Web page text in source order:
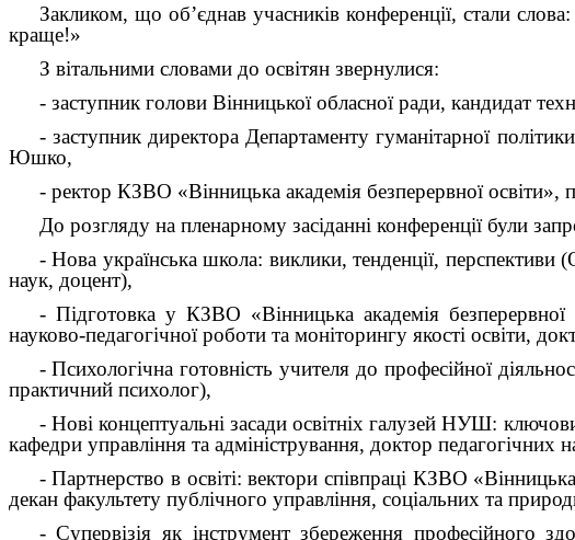
Закликом, що об’єднав учасників конференції, стали
краще!»
З вітальними словами до освітян звернулися:
- заступник голови Вінницької обласної ради, кандидат
- заступник директора Департаменту гуманітарної
Юшко,
- ректор КЗВО «Вінницька академія безперервної
До розгляду на пленарному засіданні конференції були
- Нова українська школа: виклики, тенденції,
наук, доцент),
- Підготовка у КЗВО «Вінницька академія
науково-педагогічної роботи та моніторингу якості освіти,
- Психологічна готовність учителя до професійної
практичний психолог),
- Нові концептуальні засади освітніх галузей НУШ:
кафедри управління та адміністрування, доктор педагогічних
- Партнерство в освіті: вектори співпраці КЗВО
декан факультету публічного управління, соціальних та
- Супервізія як інструмент збереження професійного